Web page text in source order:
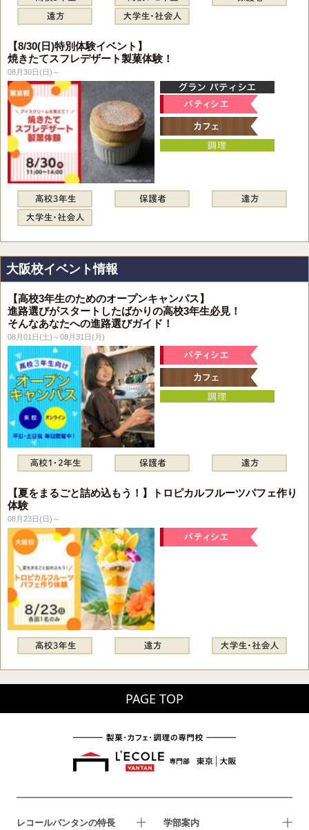
【8/30(日)特別体験イベント】
焼きたてスフレデザート製菓体験！
08月30日(日)～
大阪校イベント情報
【高校3年生のためのオープンキャンパス】
進路選びがスタートしたばかりの高校3年生必見！
そんなあなたへの進路選びガイド！
08月01日(土)～08月31日(月)
【夏をまるごと詰め込もう！】トロピカルフルーツパフェ作り
体験
08月23日(日)～
PAGE TOP
レコールバンタンの特長 学部案内